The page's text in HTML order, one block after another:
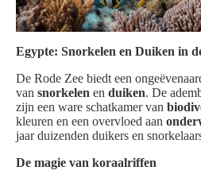
Egypte: Snorkelen en Duiken in
De Rode Zee biedt een
van snorkelen en duiken. De
zijn een ware schatkamer van
kleuren en een overvloed aan
jaar duizenden duikers en
De magie van koraalriffen